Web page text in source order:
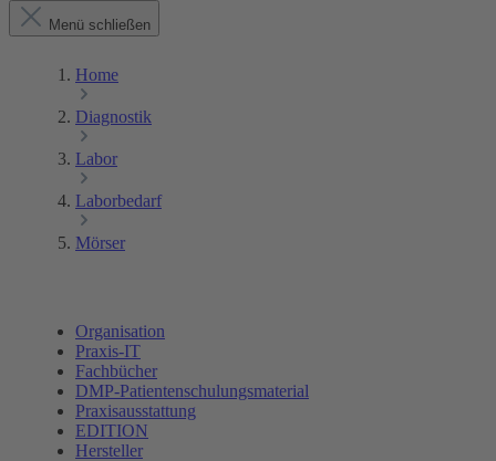
Menü schließen
Home
Diagnostik
Labor
Laborbedarf
Mörser
Organisation
Praxis-IT
Fachbücher
DMP-Patientenschulungsmaterial
Praxisausstattung
EDITION
Hersteller